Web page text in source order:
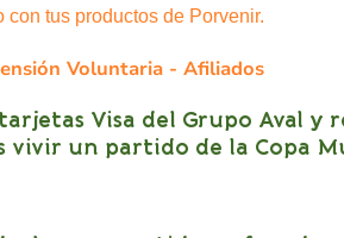
con tus productos de Porvenir.
Voluntaria - Afiliados
Visa del Grupo Aval y
vivir un partido de la Copa